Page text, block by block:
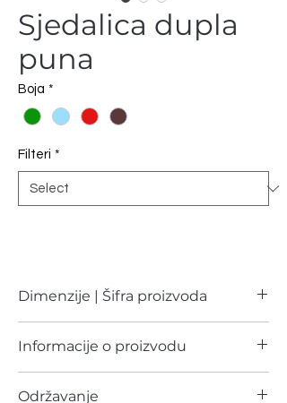
Sjedalica dupla
puna
Boja *
Filteri *
Dimenzije | Šifra proizvoda
Dimenzije Šifra proizvoda
Informacije o proizvodu
Održavanje